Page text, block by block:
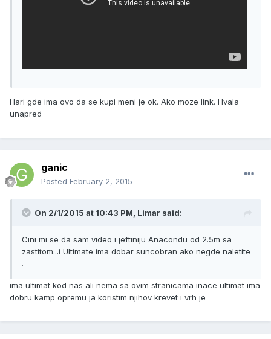
Hari gde ima ovo da se kupi meni je ok. Ako moze link. Hvala
unapred
ganic
Posted February 2, 2015
On 2/1/2015 at 10:43 PM, Limar said:
Cini mi se da sam video i jeftiniju Anacondu od 2.5m sa
zastitom...i Ultimate ima dobar suncobran ako negde naletite
.
ima ultimat kod nas ali nema sa ovim stranicama inace ultimat ima
dobru kamp opremu ja koristim njihov krevet i vrh je